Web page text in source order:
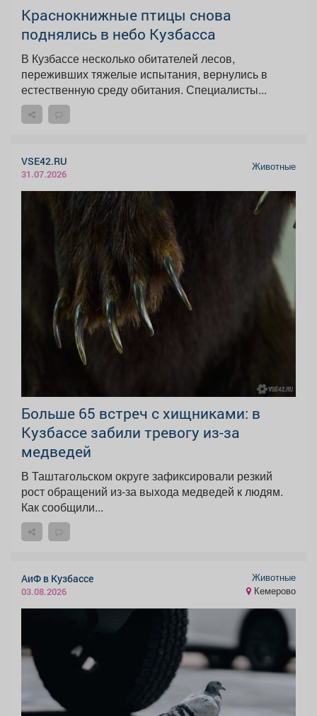
Краснокнижные птицы снова
поднялись в небо Кузбасса
В Кузбассе несколько обитателей лесов,
переживших тяжелые испытания, вернулись в
естественную среду обитания. Специалисты...
VSE42.RU
31.07.2026
Животные
Больше 65 встреч с хищниками: в
Кузбассе забили тревогу из-за
медведей
В Таштагольском округе зафиксировали резкий
рост обращений из-за выхода медведей к людям.
Как сообщили...
АиФ в Кузбассе
03.08.2026
Животные
Кемерово